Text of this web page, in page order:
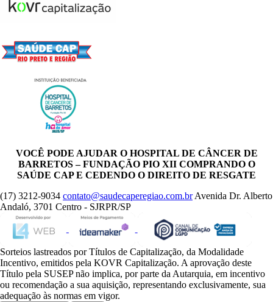
VOCÊ PODE AJUDAR O HOSPITAL DE CÂNCER DE
BARRETOS – FUNDAÇÃO PIO XII COMPRANDO O
SAÚDE CAP E CEDENDO O DIREITO DE RESGATE
(17) 3212-9034 contato@saudecaperegiao.com.brAvenida Dr. Alberto
Andaló, 3701 Centro - SJRPR/SP
Sorteios lastreados por Títulos de Capitalização, da Modalidade
Incentivo, emitidos pela KOVR Capitalização. A aprovação deste
Título pela SUSEP não implica, por parte da Autarquia, em incentivo
ou recomendação a sua aquisição, representando exclusivamente, sua
adequação às normas em vigor.